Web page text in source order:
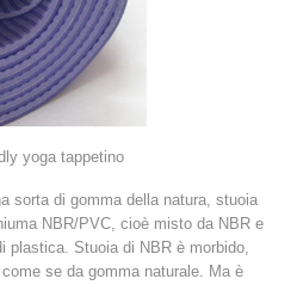
yoga tappetino
sorta di gomma della natura, stuoia
NBR/PVC, cioè misto da NBR e
plastica. Stuoia di NBR è morbido,
se da gomma naturale. Ma è